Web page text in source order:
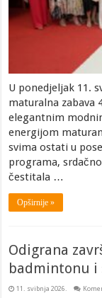
U ponedjeljak 11.
maturalna zabava
elegantnim
energijom
svima ostati u
programa,
čestitala …
Opširnije »
Odigrana
badmintonu i
11. svibnja 2026.